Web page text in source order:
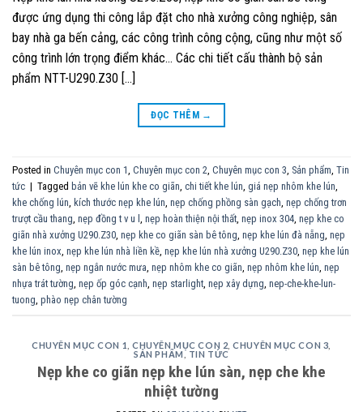
được ứng dụng thi công lắp đặt cho nhà xưởng công nghiệp, sân
bay nhà ga bến cảng, các công trình công cộng, cũng như một số
công trình lớn trọng điểm khác… Các chi tiết cấu thành bộ sản
phẩm NTT-U290.Z30 […]
ĐỌC THÊM →
Posted in Chuyên mục con 1, Chuyên mục con 2, Chuyên mục con 3, Sản phẩm, Tin
tức | Tagged bản vẽ khe lún khe co giãn, chi tiết khe lún, giá nẹp nhôm khe lún,
khe chống lún, kích thước nẹp khe lún, nẹp chống phồng sàn gạch, nẹp chống trơn
trượt cầu thang, nẹp đồng t v u l , nẹp hoàn thiện nội thất, nẹp inox 304, nẹp khe co
giãn nhà xưởng U290.Z30, nẹp khe co giãn sàn bê tông, nẹp khe lún đà nẵng, nẹp
khe lún inox, nẹp khe lún nhà liền kề, nẹp khe lún nhà xưởng U290.Z30, nẹp khe lún
sàn bê tông, nẹp ngắn nước mưa, nẹp nhôm khe co giãn, nẹp nhôm khe lún, nẹp
nhựa trát tường, nẹp ốp góc cạnh, nẹp starlight, nẹp xây dựng, nep-che-khe-lun-
tuong, phào nẹp chân tường
CHUYÊN MỤC CON 1 ,CHUYÊN MỤC CON 2 ,CHUYÊN MỤC CON 3
SẢN PHẨM , TIN TỨC
Nẹp khe co giãn nẹp khe lún sàn, nẹp che khe
nhiệt tường